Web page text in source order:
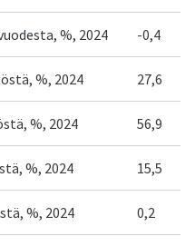
%, 2024 -0,4
%, 2024 27,6
%, 2024 56,9
%, 2024 15,5
%, 2024 0,2